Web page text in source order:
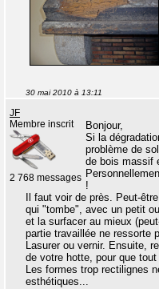
30 mai 2010 à 13:11
JF
Membre inscrit
2 768 messages
Bonjour,
Si la
problème de
de bois massif
!
Il faut voir de près. Peut-
qui "tombe", avec un petit
et la surfacer au mieux
partie travaillée ne ressorte
Lasurer ou vernir. Ensuite,
de votre hotte, pour que
Les formes trop rectilignes
esthétiques...